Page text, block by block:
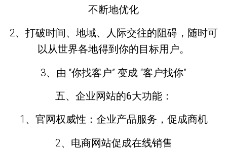
不断地优化
2、打破时间、地域、人际交往的阻碍，随时可
以从世界各地得到你的目标用户。
3、由 “你找客户” 变成 “客户找你”
五、企业网站的6大功能：
1、官网权威性：企业产品服务，促成商机
2、电商网站促成在线销售